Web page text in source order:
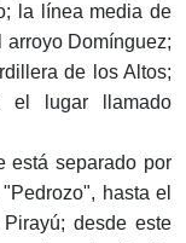
la línea media de
Domínguez;
de los Altos;
el lugar llamado
está separado por
hasta el
desde este